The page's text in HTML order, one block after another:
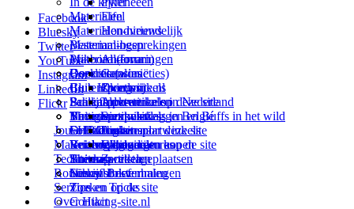
Facebook
Bluesky
Twitter
YouTube
Instagram
LinkedIn
Flickr
Jouw Hiking-site.nl
Prikbord (forum)
Goodies (winacties)
Club Hiking-site.nl
Schrijfblok-artikelen
Virtuele exposities
Fotoalbums
Materialen: kiezen en kopen
Materialen
Materialen-nieuws
Materiaal-besprekingen
Materiaal-ervaringen
Boekrecensies
Buitensportwinkels
Buitensportwinkels in Nederland
Buitensportwinkels in Belgié
Online buitensportwinkels
Reisboekhandels
Technieken
Navigatie
EHBO
Verzorging
Thema-artikelen
Routes en Bestemmingen
Eifel
Hondvriendelijk
Bestemmingen
Andorra
Catalonië
Zweden
Paalkamperen
Thema-artikelen
Andorra
Catalonië
Zweden
Schrijfblokverhalen
Service
Buitensportvacatures
Buitensportstageplaatsen
Links
Tips en Tricks
Over Hiking-site.nl
Deze site
Over mij
Adverteren op deze site
Summit-vlaggen en Buffs in het wild
Linken naar deze site
Wijzigingen aan de site
Sitemap
Nieuwsbrief
Zoeken op de site
Contact